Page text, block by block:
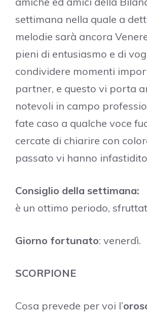
settimana nella quale a
melodie sarà ancora
pieni di entusiasmo e di
condividere momenti
partner, e questo vi porta
notevoli in campo
fate caso a qualche voce
cercate di chiarire con
passato vi hanno
Consiglio della settimana:
è un ottimo periodo,
Giorno fortunato: venerdì.
SCORPIONE
Cosa prevede per voi l’